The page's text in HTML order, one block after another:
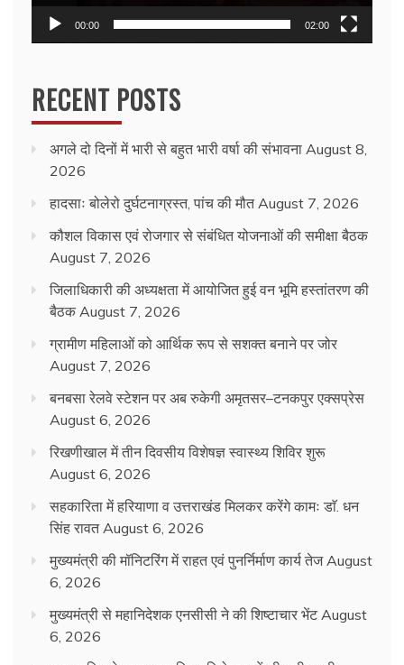
00:00 02:00
RECENT POSTS
अगले दो दिनों में भारी से बहुत भारी वर्षा की संभावना August 8,
2026
हादसाः बोलेरो दुर्घटनाग्रस्त, पांच की मौत August 7, 2026
कौशल विकास एवं रोजगार से संबंधित योजनाओं की समीक्षा बैठक
August 7, 2026
जिलाधिकारी की अध्यक्षता में आयोजित हुई वन भूमि हस्तांतरण की
बैठक August 7, 2026
ग्रामीण महिलाओं को आर्थिक रूप से सशक्त बनाने पर जोर
August 7, 2026
बनबसा रेलवे स्टेशन पर अब रुकेगी अमृतसर–टनकपुर एक्सप्रेस
August 6, 2026
रिखणीखाल में तीन दिवसीय विशेषज्ञ स्वास्थ्य शिविर शुरू
August 6, 2026
सहकारिता में हरियाणा व उत्तराखंड मिलकर करेंगे कामः डाॅ. धन
सिंह रावत August 6, 2026
मुख्यमंत्री की मॉनिटरिंग में राहत एवं पुनर्निर्माण कार्य तेज August
6, 2026
मुख्यमंत्री से महानिदेशक एनसीसी ने की शिष्टाचार भेंट August
6, 2026